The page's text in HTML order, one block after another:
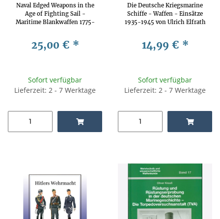
Naval Edged Weapons in the
Age of Fighting Sail -
Maritime Blankwaffen 1775-
25,00 € *
Sofort verfügbar
Lieferzeit: 2 - 7 Werktage
Die Deutsche Kriegsmarine
Schiffe - Waffen - Einsätze
1935-1945 von Ulrich Elfrath
14,99 € *
Sofort verfügbar
Lieferzeit: 2 - 7 Werktage